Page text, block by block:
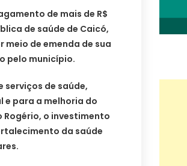
de mais de R$
de saúde de Caicó,
de emenda de sua
pelo município.
serviços de saúde,
para a melhoria do
o investimento
da saúde